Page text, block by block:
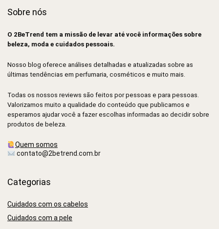
Sobre nós
O 2BeTrend tem a missão de levar até você informações sobre
beleza, moda e cuidados pessoais.
Nosso blog oferece análises detalhadas e atualizadas sobre as
últimas tendências em perfumaria, cosméticos e muito mais.
Todas os nossos reviews são feitos por pessoas e para pessoas.
Valorizamos muito a qualidade do conteúdo que publicamos e
esperamos ajudar você a fazer escolhas informadas ao decidir sobre
produtos de beleza.
Quem somos
contato@2betrend.com.br
Categorias
Cuidados com os cabelos
Cuidados com a pele